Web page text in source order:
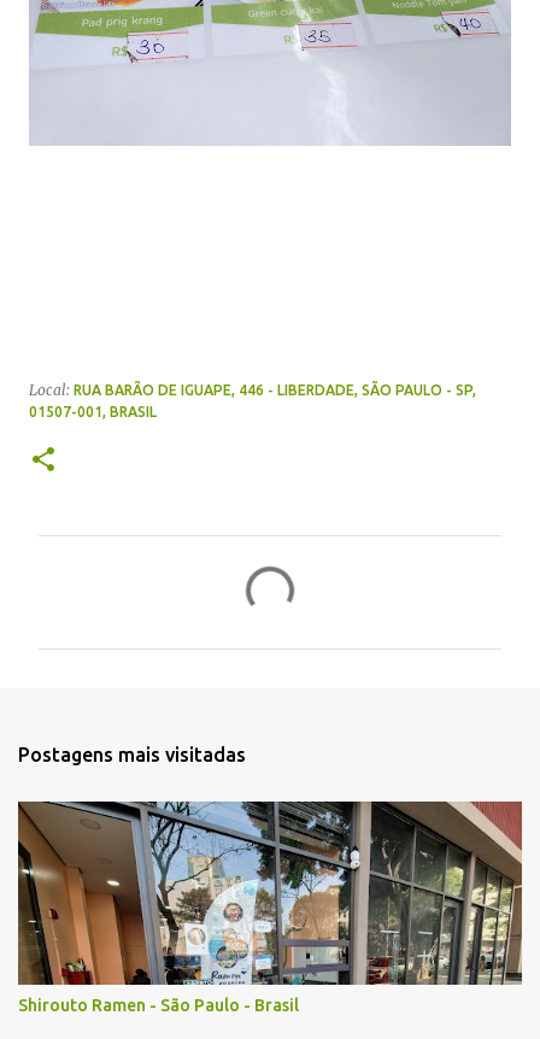
Local: RUA BARÃO DE IGUAPE, 446 - LIBERDADE, SÃO PAULO - SP,
01507-001, BRASIL
r
i
o
s
Postagens mais visitadas
Shirouto Ramen - São Paulo - Brasil